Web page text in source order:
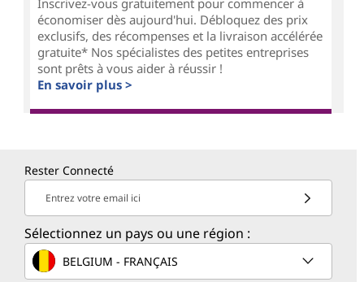
économiser dès aujourd'hui. Débloquez des prix
exclusifs, des récompenses et la livraison accélérée
gratuite* Nos spécialistes des petites entreprises
sont prêts à vous aider à réussir !
En savoir plus >
Rester Connecté
Entrez votre email ici
Sélectionnez un pays ou une région :
BELGIUM - FRANÇAIS